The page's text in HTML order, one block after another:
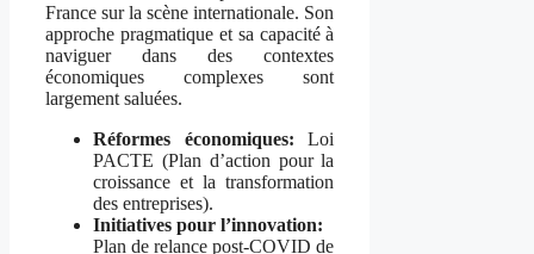
France sur la scène internationale. Son
approche pragmatique et sa capacité à
naviguer dans des contextes
économiques complexes sont
largement saluées.
Réformes économiques: Loi
PACTE (Plan d’action pour la
croissance et la transformation
des entreprises).
Initiatives pour l’innovation:
Plan de relance post-COVID de